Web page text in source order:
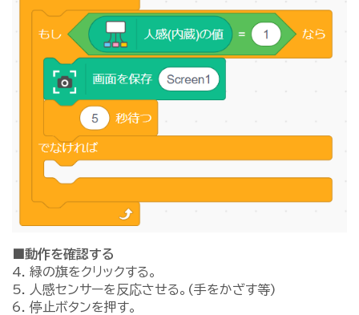
■動作を確認する
4. 緑の旗をクリックする。
5. 人感センサーを反応させる。(手をかざす等)
6. 停止ボタンを押す。